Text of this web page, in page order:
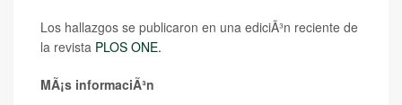
Los hallazgos se publicaron en una ediciÃ³n reciente de
la revista PLOS ONE.
MÃ¡s informaciÃ³n